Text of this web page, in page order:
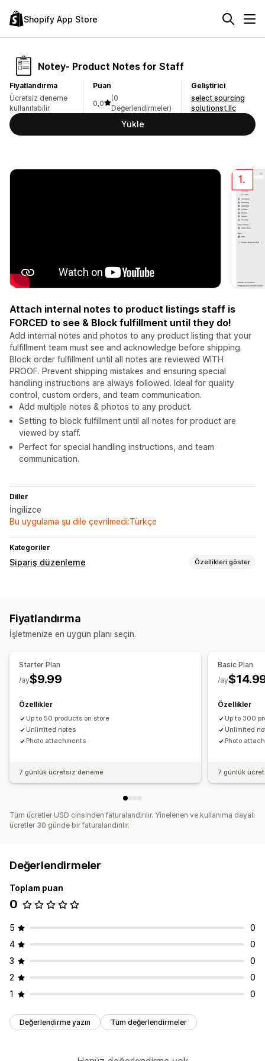
Shopify App Store
Notey‑ Product Notes for Staff
Fiyatlandırma
Ücretsiz deneme
kullanılabilir
Puan
0,0
(0
Değerlendirmeler)
Geliştirici
select sourcing
solutionst llc
Yükle
Attach internal notes to product listings staff is
FORCED to see & Block fulfillment until they do!
Add internal notes and photos to any product listing that your
fulfillment team must see and acknowledge before shipping.
Block order fulfillment until all notes are reviewed WITH
PROOF. Prevent shipping mistakes and ensuring special
handling instructions are always followed. Ideal for quality
control, custom orders, and team communication.
Add multiple notes & photos to any product.
Setting to block fulfillment until all notes for product are
viewed by staff.
Perfect for special handling instructions, and team
communication.
Diller
İngilizce
Bu uygulama şu dile çevrilmedi:Türkçe
Kategoriler
Sipariş düzenleme Özellikleri göster
Fiyatlandırma
İşletmenize en uygun planı seçin.
Starter Plan
$9.99
/ay
Özellikler
Up to 50 products on store
Unlimited notes
Photo attachments
7 günlük ücretsiz deneme
Basic Plan
/ay
Özellikler
Up to 300
Unlimited
Photo
7 günlük
Tüm ücretler USD cinsinden faturalandırılır. Yinelenen ve kullanıma dayalı
ücretler 30 günde bir faturalandırılır.
Değerlendirmeler
Toplam puan
0
5
0
4
0
3
0
2
0
1
0
Değerlendirme yazın Tüm değerlendirmeler